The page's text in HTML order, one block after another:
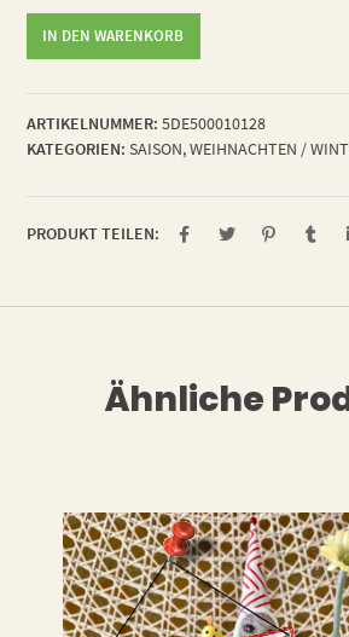
IN DEN WARENKORB
ARTIKELNUMMER: 5DE500010128
KATEGORIEN: SAISON,WEIHNACHTEN /
PRODUKT TEILEN:
Ähnliche